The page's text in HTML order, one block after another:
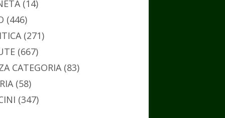
(14)
(446)
(271)
(667)
CATEGORIA(83)
(58)
(347)